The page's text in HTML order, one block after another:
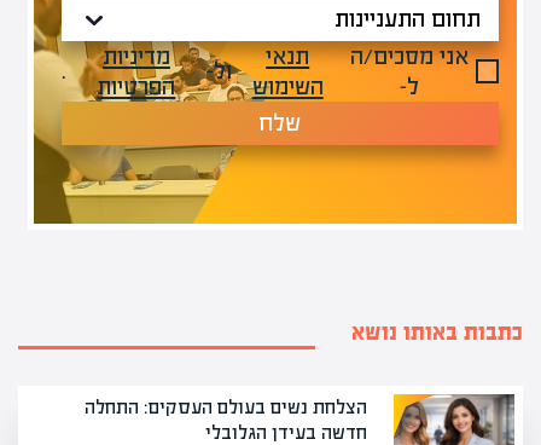
אני מסכים/ה
ל-
תנאי
השימוש
ול-
מדיניות
הפרטיות
.
שלח
כתבות באותו נושא
הצלחת נשים בעולם העסקים: התחלה
חדשה בעידן הגלובלי